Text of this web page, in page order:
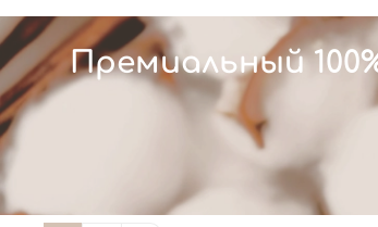
Премиальный